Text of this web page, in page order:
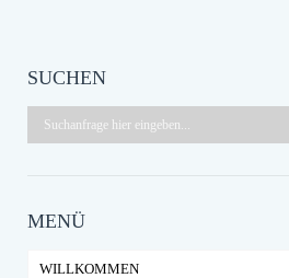
SUCHEN
MENÜ
WILLKOMMEN